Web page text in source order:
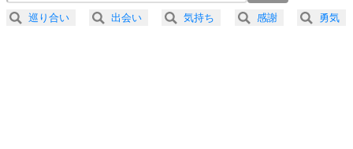
2.5倍速 （221KB 56秒）
3.0倍速 （184KB 46秒）
巡り合い 出会い 気持ち 感謝 勇気